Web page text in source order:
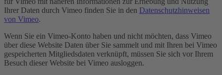
Ihrer Daten durch Vimeo finden Sie in den Datenschutzhinweisen
von Vimeo.
Wenn Sie ein Vimeo-Konto haben und nicht möchten, dass Vimeo
über diese Website Daten über Sie sammelt und mit Ihren bei Vimeo
gespeicherten Mitgliedsdaten verknüpft, müssen Sie sich vor Ihrem
Besuch dieser Website bei Vimeo ausloggen.